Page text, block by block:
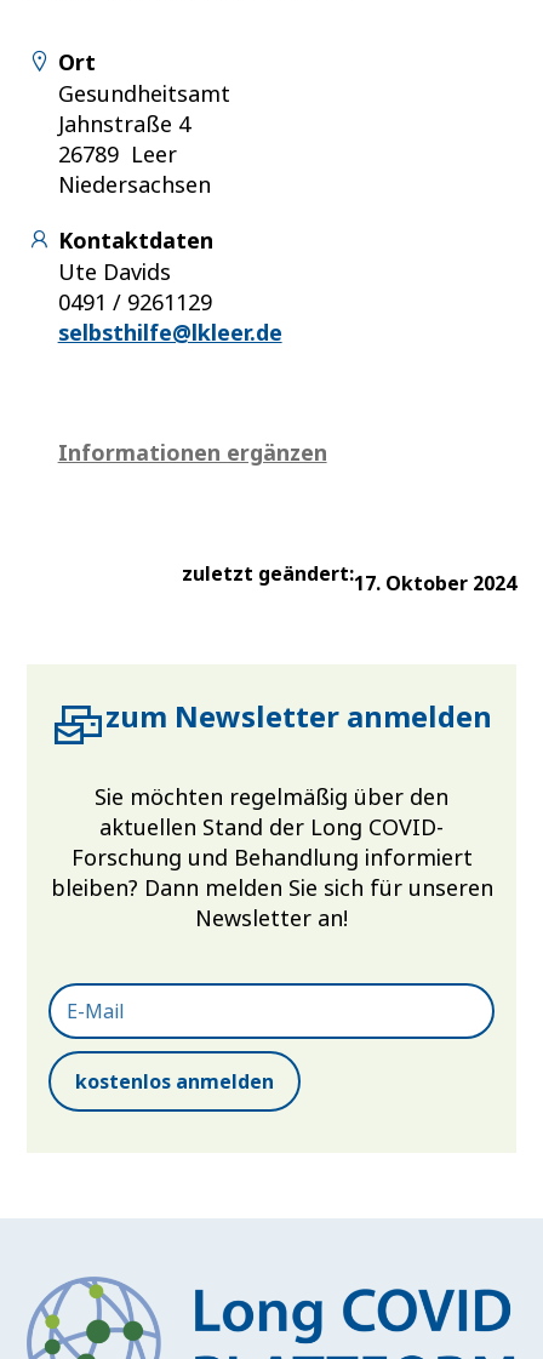
Ort
Gesundheitsamt
Jahnstraße 4
26789 Leer
Niedersachsen
Kontaktdaten
Ute Davids
0491 / 9261129
selbsthilfe@lkleer.de
Informationen ergänzen
zuletzt geändert:17. Oktober 2024
zum Newsletter anmelden
Sie möchten regelmäßig über den
aktuellen Stand der Long COVID-
Forschung und Behandlung informiert
bleiben? Dann melden Sie sich für unseren
Newsletter an!